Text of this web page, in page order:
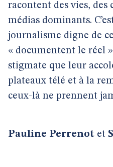
racontent des vies, des
médias dominants.
journalisme digne de
« documentent le réel
stigmate que leur
plateaux télé et à la
ceux-là ne prennent
Pauline Perrenot et